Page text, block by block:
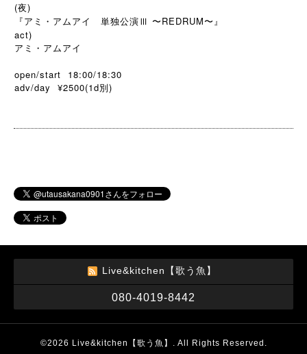
(夜)
『アミ・アムアイ 単独公演Ⅲ 〜REDRUM〜』
act)
アミ・アムアイ
open/start 18:00/18:30
adv/day ¥2500(1d別 )
Live&kitchen【歌う魚】
080-4019-8442
©2026 Live&kitchen【歌う魚】 . All Rights Reserved.